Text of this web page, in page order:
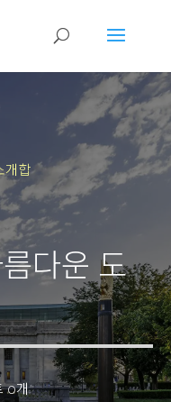
개합
다운 도
0개